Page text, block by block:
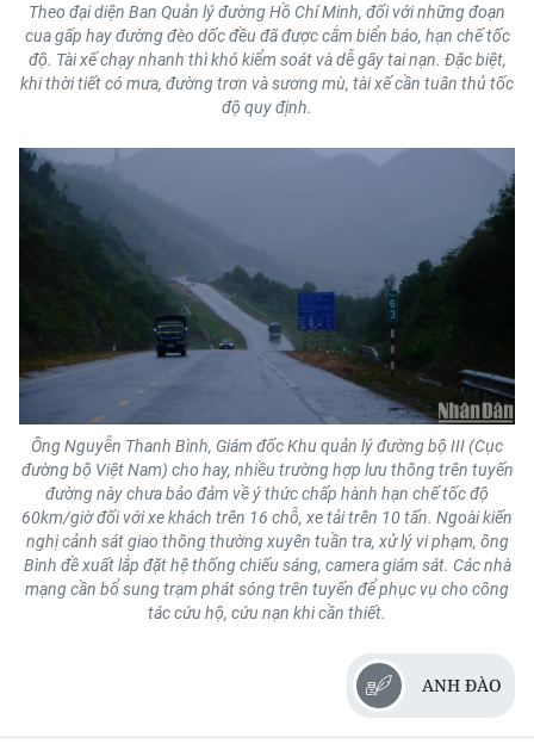
Theo đại diện Ban Quản lý đường Hồ Chí Minh, đối với những đoạn
cua gấp hay đường đèo dốc đều đã được cắm biển báo, hạn chế tốc
độ. Tài xế chạy nhanh thì khó kiểm soát và dễ gây tai nạn. Đặc biệt,
khi thời tiết có mưa, đường trơn và sương mù, tài xế cần tuân thủ tốc
độ quy định.
Ông Nguyễn Thanh Bình, Giám đốc Khu quản lý đường bộ III (Cục
đường bộ Việt Nam) cho hay, nhiều trường hợp lưu thông trên tuyến
đường này chưa bảo đảm về ý thức chấp hành hạn chế tốc độ
60km/giờ đối với xe khách trên 16 chỗ, xe tải trên 10 tấn. Ngoài kiến
nghị cảnh sát giao thông thường xuyên tuần tra, xử lý vi phạm, ông
Bình đề xuất lắp đặt hệ thống chiếu sáng, camera giám sát. Các nhà
mạng cần bổ sung trạm phát sóng trên tuyến để phục vụ cho công
tác cứu hộ, cứu nạn khi cần thiết.
ANH ĐÀO